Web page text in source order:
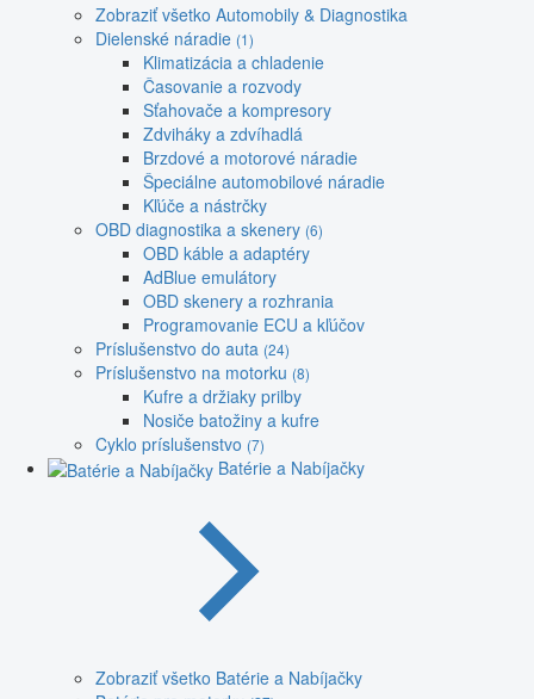
Zobraziť všetko Automobily & Diagnostika
Dielenské náradie (1)
Klimatizácia a chladenie
Časovanie a rozvody
Sťahovače a kompresory
Zdviháky a zdvíhadlá
Brzdové a motorové náradie
Špeciálne automobilové náradie
Kľúče a nástrčky
OBD diagnostika a skenery (6)
OBD káble a adaptéry
AdBlue emulátory
OBD skenery a rozhrania
Programovanie ECU a kľúčov
Príslušenstvo do auta (24)
Príslušenstvo na motorku (8)
Kufre a držiaky prilby
Nosiče batožiny a kufre
Cyklo príslušenstvo (7)
Batérie a Nabíjačky
Zobraziť všetko Batérie a Nabíjačky